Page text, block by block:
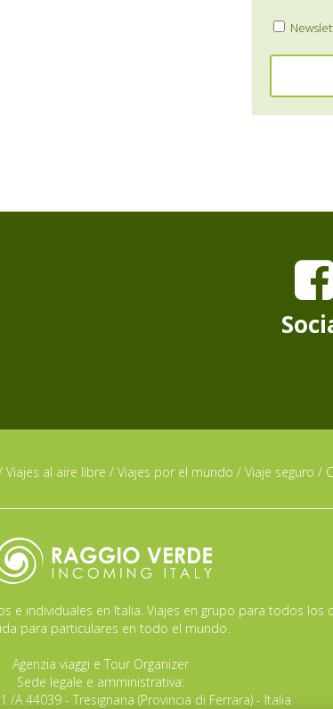
Viajes al aire libre / Viajes por el mundo / Viaje seguro /
e individuales en Italia. Viajes en grupo para todos los
para particulares en todo el mundo.
Agenzia viaggi e Tour Organizer
Sede legale e amministrativa:
/A 44039 - Tresignana (Provincia di Ferrara) - Italia